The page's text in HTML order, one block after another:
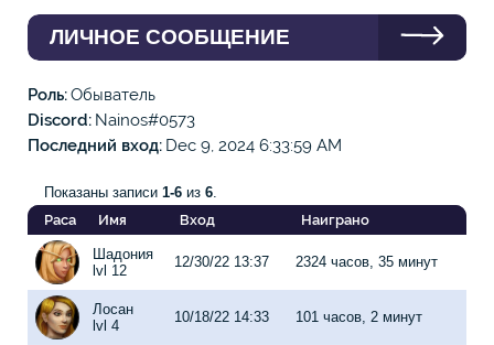
ЛИЧНОЕ СООБЩЕНИЕ
Роль Обыватель
Discord Nainos#0573
Последний вход Dec 9, 2024 6:33:59 AM
Показаны записи 1-6 из 6.
Раса
Имя Вход Наиграно
Шадония
lvl 12
12/30/22 13:37 2324 часов, 35 минут
Лосан
lvl 4
10/18/22 14:33 101 часов, 2 минут